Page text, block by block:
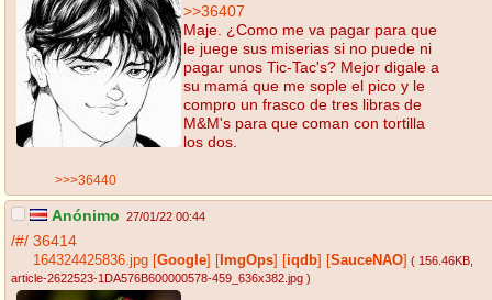
>>36407
Maje. ¿Como me va pagar para que
le juege sus miserias si no puede ni
pagar unos Tic-Tac's? Mejor digale a
su mamá que me sople el pico y le
compro un frasco de tres libras de
M&M's para que coman con tortilla
los dos.
>>>36440
Anónimo 27/01/22 00:44
/#/ 36414
164324425836.jpg Google ImgOps iqdb SauceNAO ( 156.46KB
article-2622523-1DA576B600000578-459_636x382.jpg )